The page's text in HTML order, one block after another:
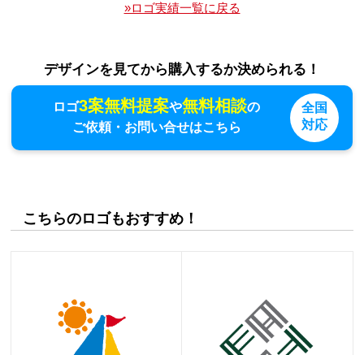
»ロゴ実績一覧に戻る
デザインを見てから購入するか決められる！
ロゴ3案無料提案や無料相談の
ご依頼・お問い合せはこちら
全国
対応
こちらのロゴもおすすめ！